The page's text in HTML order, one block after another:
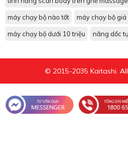
máy chạy bộ nào tốt máy chạy bộ giá
máy chạy bộ dưới 10 triệu nâng dốc
© 2015-2035 Kaitashi.